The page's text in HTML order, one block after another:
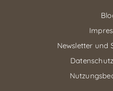
Newsletter und